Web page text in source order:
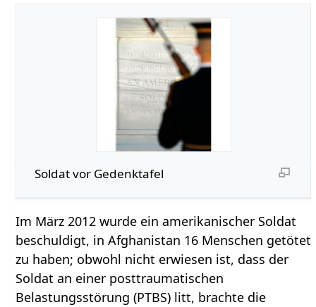
Soldat vor Gedenktafel
Im März 2012 wurde ein amerikanischer Soldat
beschuldigt, in Afghanistan 16 Menschen getötet
zu haben; obwohl nicht erwiesen ist, dass der
Soldat an einer posttraumatischen
Belastungsstörung (PTBS) litt, brachte die